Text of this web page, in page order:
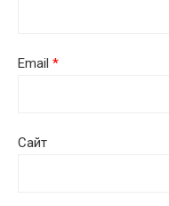
Email *
Сайт